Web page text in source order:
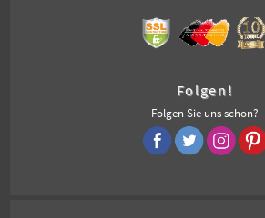
Folgen!
Folgen Sie uns schon?